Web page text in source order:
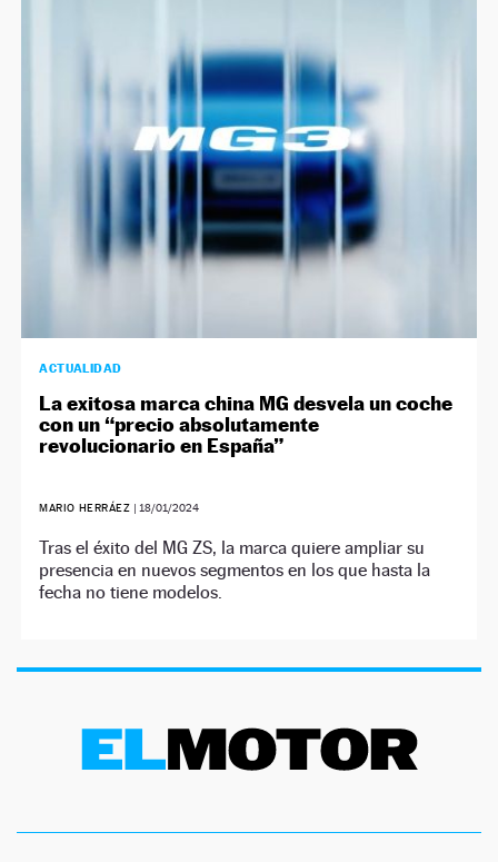
ACTUALIDAD
La exitosa marca china MG desvela un coche
con un “precio absolutamente
revolucionario en España”
MARIO HERRÁEZ | 18/01/2024
Tras el éxito del MG ZS, la marca quiere ampliar su
presencia en nuevos segmentos en los que hasta la
fecha no tiene modelos.